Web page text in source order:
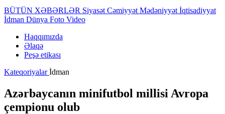
BÜTÜN XƏBƏRLƏR Siyasət Cəmiyyət Mədəniyyət İqtisadiyyat
İdman Dünya Foto Video
Haqqımızda
Əlaqə
Peşə etikası
Kateqoriyalarİdman
Azərbaycanın minifutbol millisi Avropa
çempionu olub